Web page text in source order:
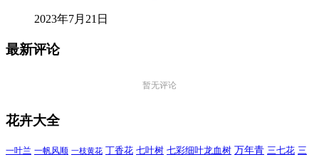
2023年7月21日
最新评论
暂无评论
花卉大全
一叶兰 一帆风顺 一枝黄花 丁香花 七叶树 七彩细叶龙血树 万年青 三七花 三